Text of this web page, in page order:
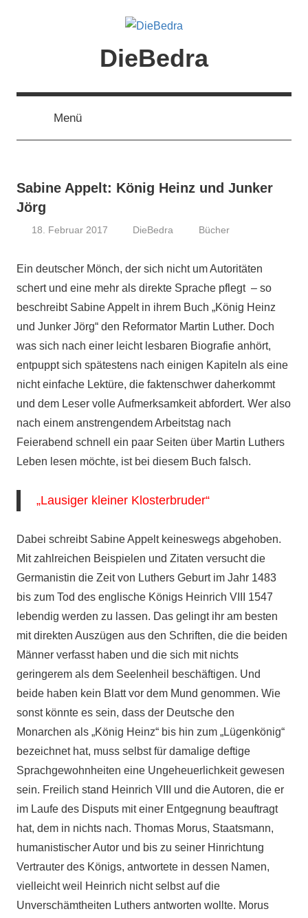
DieBedra
Menü
Sabine Appelt: König Heinz und Junker
Jörg
18. Februar 2017 DieBedra Bücher
Ein deutscher Mönch, der sich nicht um Autoritäten
schert und eine mehr als direkte Sprache pflegt – so
beschreibt Sabine Appelt in ihrem Buch „König Heinz
und Junker Jörg“ den Reformator Martin Luther. Doch
was sich nach einer leicht lesbaren Biografie anhört,
entpuppt sich spätestens nach einigen Kapiteln als eine
nicht einfache Lektüre, die faktenschwer daherkommt
und dem Leser volle Aufmerksamkeit abfordert. Wer also
nach einem anstrengendem Arbeitstag nach
Feierabend schnell ein paar Seiten über Martin Luthers
Leben lesen möchte, ist bei diesem Buch falsch.
„Lausiger kleiner Klosterbruder“
Dabei schreibt Sabine Appelt keineswegs abgehoben.
Mit zahlreichen Beispielen und Zitaten versucht die
Germanistin die Zeit von Luthers Geburt im Jahr 1483
bis zum Tod des englische Königs Heinrich VIII 1547
lebendig werden zu lassen. Das gelingt ihr am besten
mit direkten Auszügen aus den Schriften, die die beiden
Männer verfasst haben und die sich mit nichts
geringerem als dem Seelenheil beschäftigen. Und
beide haben kein Blatt vor dem Mund genommen. Wie
sonst könnte es sein, dass der Deutsche den
Monarchen als „König Heinz“ bis hin zum „Lügenkönig“
bezeichnet hat, muss selbst für damalige deftige
Sprachgewohnheiten eine Ungeheuerlichkeit gewesen
sein. Freilich stand Heinrich VIII und die Autoren, die er
im Laufe des Disputs mit einer Entgegnung beauftragt
hat, dem in nichts nach. Thomas Morus, Staatsmann,
humanistischer Autor und bis zu seiner Hinrichtung
Vertrauter des Königs, antwortete in dessen Namen,
vielleicht weil Heinrich nicht selbst auf die
Unverschämtheiten Luthers antworten wollte. Morus